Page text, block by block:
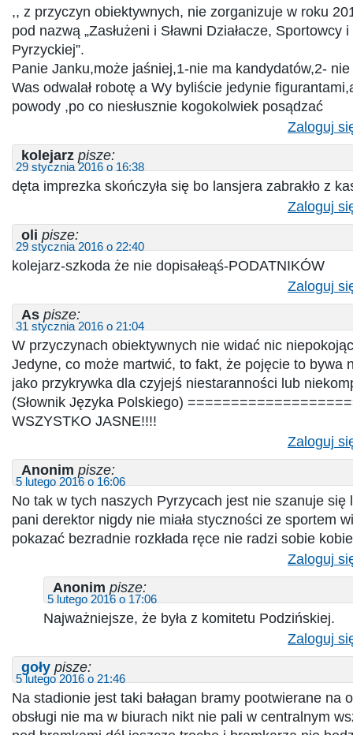
,, z przyczyn obiektywnych, nie zorganizuje w roku
pod nazwą „Zasłużeni i Sławni Działacze, Sportowcy
Pyrzyckiej”.
Panie Janku,może jaśniej,1-nie ma kandydatów,2-
Was odwalał robotę a Wy byliście jedynie
powody ,po co niesłusznie kogokolwiek posądzać
Zaloguj
kolejarz pisze:
29 stycznia 2016 o 16:38
dęta imprezka skończyła się bo lansjera zabrakło z
Zaloguj
oli pisze:
29 stycznia 2016 o 22:40
kolejarz-szkoda że nie dopisałeąś-PODATNIKÓW
Zaloguj
As pisze:
31 stycznia 2016 o 21:04
W przyczynach obiektywnych nie widać nic
Jedyne, co może martwić, to fakt, że pojęcie to bywa
jako przykrywka dla czyjejś niestaranności lub
(Słownik Języka Polskiego)
WSZYSTKO JASNE!!!!
Zaloguj
Anonim pisze:
5 lutego 2016 o 16:06
No tak w tych naszych Pyrzycach jest nie szanuje się
pani derektor nigdy nie miała styczności ze sportem
pokazać bezradnie rozkłada ręce nie radzi sobie
Zaloguj
Anonim pisze:
5 lutego 2016 o 17:06
Najważniejsze, że była z komitetu Podzińskiej.
Zaloguj
goły pisze:
5 lutego 2016 o 21:46
Na stadionie jest taki bałagan bramy pootwierane na
obsługi nie ma w biurach nikt nie pali w centralnym